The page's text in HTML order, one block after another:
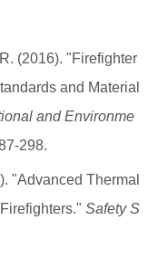
(2016). "Firefighter
and Material
and Environme
298.
"Advanced Thermal
Safety S